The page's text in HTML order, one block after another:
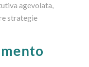
agevolata,
strategie